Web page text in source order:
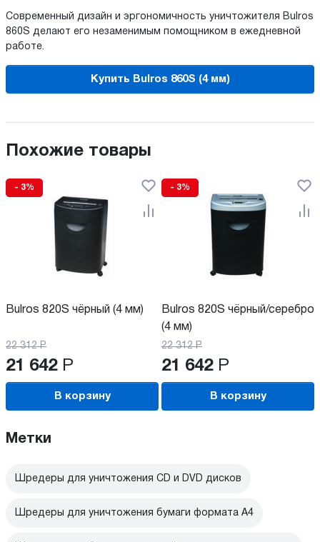
Современный дизайн и эргономичность уничтожителя Bulros
860S делают его незаменимым помощником в ежедневной
работе.
Купить Bulros 860S (4 мм)
Похожие товары
- 3%
Bulros 820S чёрный (4 мм)
22 312 Р
21 642 Р
В корзину
- 3%
Bulros 820S чёрный/серебро
(4 мм)
22 312 Р
21 642 Р
В корзину
Метки
Шредеры для уничтожения CD и DVD дисков
Шредеры для уничтожения бумаги формата А4